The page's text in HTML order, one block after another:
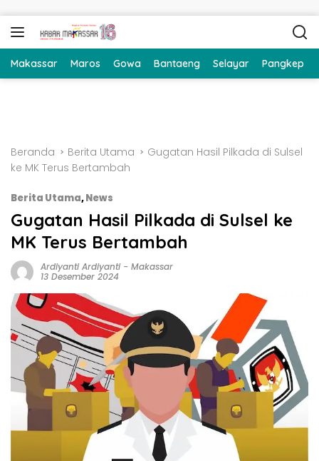
Makassar Maros Gowa Bantaeng Selayar Pangkep
Beranda Berita Utama
Gugatan Hasil Pilkada di Sulsel
ke MK Terus Bertambah
Berita Utama,News
Gugatan Hasil Pilkada di Sulsel ke
MK Terus Bertambah
Ardiyanti Ardiyanti- Makassar
13 Desember 2024